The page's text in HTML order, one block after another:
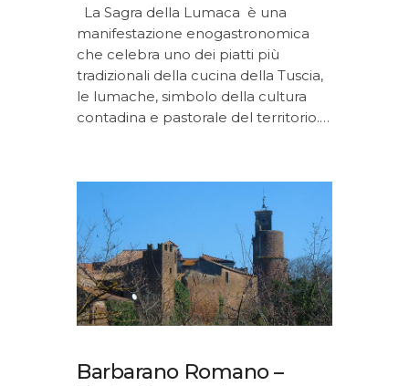
La Sagra della Lumaca è una
manifestazione enogastronomica
che celebra uno dei piatti più
tradizionali della cucina della Tuscia,
le lumache, simbolo della cultura
contadina e pastorale del territorio.…
Barbarano Romano –